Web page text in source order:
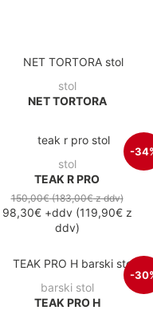
stol
NET TORTORA
-
stol
TEAK R PRO
150,00€(183,00€z ddv)
98,30€+ddv(119,90€z
ddv)
-
barski stol
TEAK PRO H